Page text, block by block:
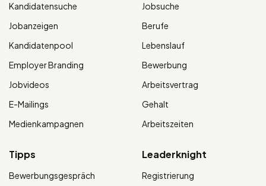
Kandidatensuche
Jobanzeigen
Kandidatenpool
Employer Branding
Jobvideos
E-Mailings
Medienkampagnen
Jobsuche
Berufe
Lebenslauf
Bewerbung
Arbeitsvertrag
Gehalt
Arbeitszeiten
Tipps
Bewerbungsgespräch
Leaderknight
Registrierung